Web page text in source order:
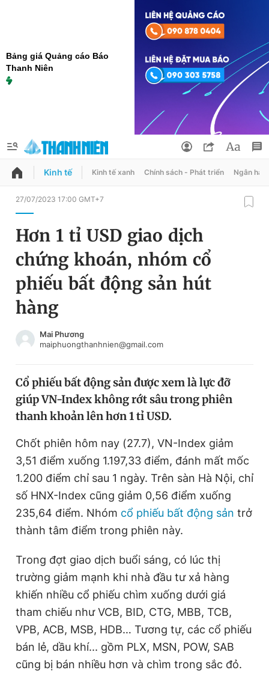
Bảng giá Quảng cáo Báo
Thanh Niên
QUẢNG CÁO
Chuyên mục
Chuyên mục khác
Chào ngày mới
Tin thị trường Tin 360
Video Magazine
Tiện ích Bạn cần biết
Thông tin tòa soạn Liên hệ quảng cáo
Đọc Thanh Niên trên điện thoại
Theo dõi báo trên
Đổi mật khẩu
Tin đã lưu
Kinh tế Kinh tế xanh Chính sách - Phát triển Ngân
27/07/2023 17:00 GMT+7
Hơn 1 tỉ USD giao dịch
chứng khoán, nhóm cổ
phiếu bất động sản hút
hàng
Mai Phương
maiphuongthanhnien@gmail.com
Cổ phiếu bất động sản được xem là lực đỡ
giúp VN-Index không rớt sâu trong phiên
thanh khoản lên hơn 1 tỉ USD.
Chốt phiên hôm nay (27.7), VN-Index giảm
3,51 điểm xuống 1.197,33 điểm, đánh mất mốc
1.200 điểm chỉ sau 1 ngày. Trên sàn Hà Nội, chỉ
số HNX-Index cũng giảm 0,56 điểm xuống
235,64 điểm. Nhóm cổ phiếu bất động sản trở
thành tâm điểm trong phiên này.
Trong đợt giao dịch buổi sáng, có lúc thị
trường giảm mạnh khi nhà đầu tư xả hàng
khiến nhiều cổ phiếu chìm xuống dưới giá
tham chiếu như VCB, BID, CTG, MBB, TCB,
VPB, ACB, MSB, HDB… Tương tự, các cổ phiếu
bán lẻ, dầu khí... gồm PLX, MSN, POW, SAB
cũng bị bán nhiều hơn và chìm trong sắc đỏ.